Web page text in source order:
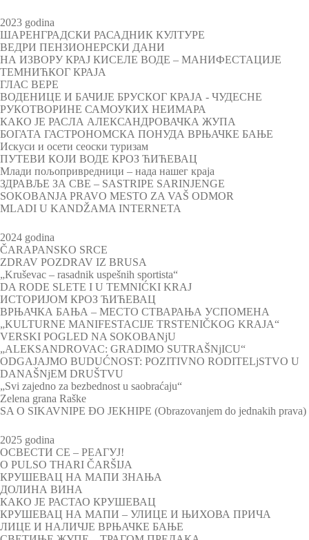
2023 godina
ШАРЕНГРАДСКИ РАСАДНИК КУЛТУРЕ
ВЕДРИ ПЕНЗИОНЕРСКИ ДАНИ
НА ИЗВОРУ КРАЈ КИСЕЛЕ ВОДЕ – МАНИФЕСТАЦИЈЕ
ТЕМНИЋКОГ КРАЈА
ГЛАС ВЕРЕ
ВОДЕНИЦЕ И БАЧИЈЕ БРУСКОГ КРАЈА - ЧУДЕСНЕ
РУКОТВОРИНЕ САМОУКИХ НЕИМАРА
КАКО ЈЕ РАСЛА АЛЕКСАНДРОВАЧКА ЖУПА
БОГАТА ГАСТРОНОМСКА ПОНУДА ВРЊАЧКЕ БАЊЕ
Искуси и осети сеоски туризам
ПУТЕВИ КОЈИ ВОДЕ КРОЗ ЋИЋЕВАЦ
Млади пољопривредници – нада нашег краја
ЗДРАВЉЕ ЗА СВЕ – SASTRIPE SARINJENGE
SOKOBANJA PRAVO MESTO ZA VAŠ ODMOR
MLADI U KANDŽAMA INTERNETA
2024 godina
ČARAPANSKO SRCE
ZDRAV POZDRAV IZ BRUSA
„Kruševac – rasadnik uspešnih sportista“
DA RODE SLETE I U TEMNIĆKI KRAJ
ИСТОРИЈОМ КРОЗ ЋИЋЕВАЦ
ВРЊАЧКА БАЊА – МЕСТО СТВАРАЊА УСПОМЕНА
„KULTURNE MANIFESTACIJE TRSTENIČKOG KRAJA“
VERSKI POGLED NA SOKOBANjU
„ALEKSANDROVAC: GRADIMO SUTRAŠNjICU“
ODGAJAJMO BUDUĆNOST: POZITIVNO RODITELjSTVO U
DANAŠNjEM DRUŠTVU
„Svi zajedno za bezbednost u saobraćaju“
Zelena grana Raške
SA O SIKAVNIPE ĐO JEKHIPE (Obrazovanjem do jednakih prava)
2025 godina
ОСВЕСТИ СЕ – РЕАГУЈ!
O PULSO THARI ČARŠIJA
КРУШЕВАЦ НА МАПИ ЗНАЊА
ДОЛИНА ВИНА
КАКО ЈЕ РАСТАО КРУШЕВАЦ
КРУШЕВАЦ НА МАПИ – УЛИЦЕ И ЊИХОВА ПРИЧА
ЛИЦЕ И НАЛИЧЈЕ ВРЊАЧКЕ БАЊЕ